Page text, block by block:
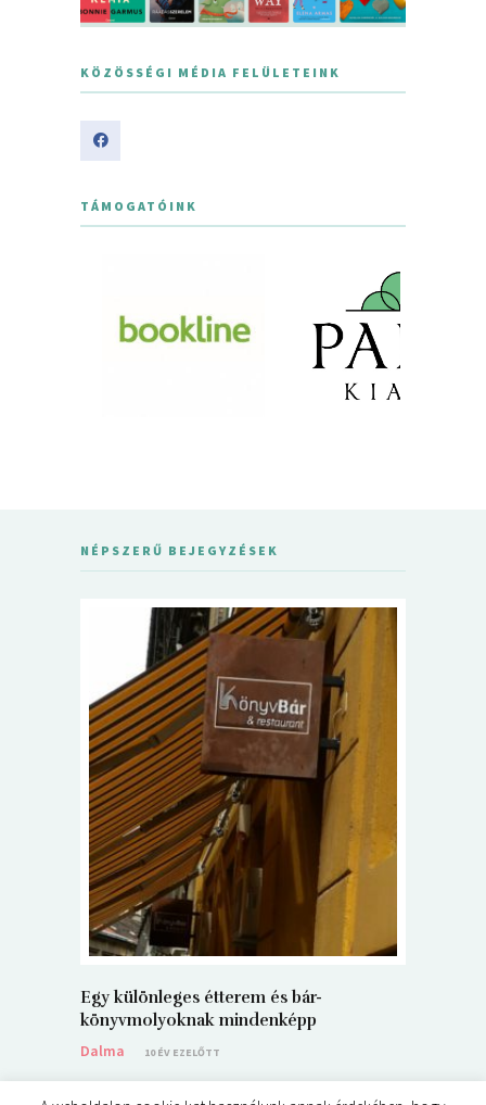
KÖZÖSSÉGI MÉDIA FELÜLETEINK
TÁMOGATÓINK
NÉPSZERŰ BEJEGYZÉSEK
Egy különleges étterem és bár-
könyvmolyoknak mindenképp
Dalma
10 ÉV EZELŐTT